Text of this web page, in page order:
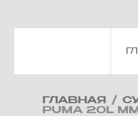
ГЛАВНАЯ /
PUMA 20L